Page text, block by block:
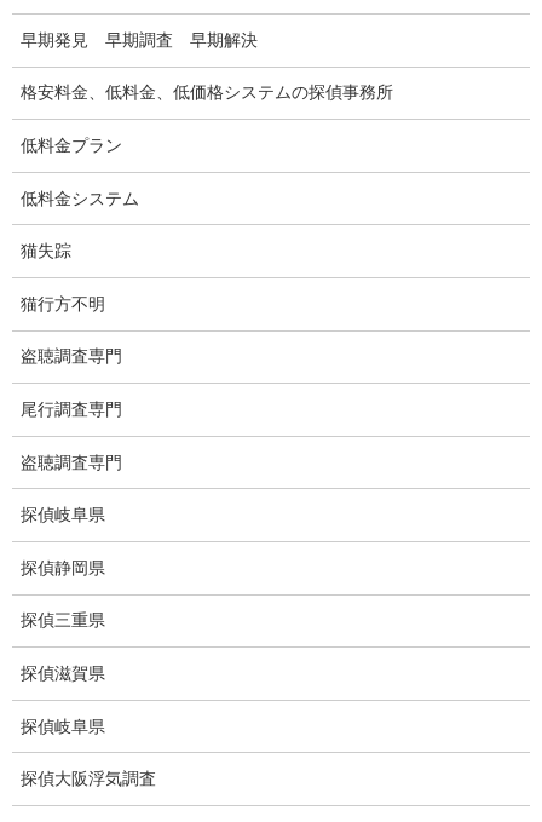
別れさせ屋
盗聴調査
盗聴調査料金
盗聴器の種類
ご依頼の注意点
盗撮調査愛知県
電磁波測定調査
電磁波とは
ストーカー調査
待ち伏せ
集団ストーカー
GPS発見調査
盗難車両調査
早期発見 早期調査 早期解決
格安料金、低料金、低価格システムの探偵事務所
低料金プラン
低料金システム
猫失踪
猫行方不明
盗聴調査専門
尾行調査専門
盗聴調査専門
探偵岐阜県
探偵静岡県
探偵三重県
探偵滋賀県
探偵岐阜県
探偵大阪浮気調査